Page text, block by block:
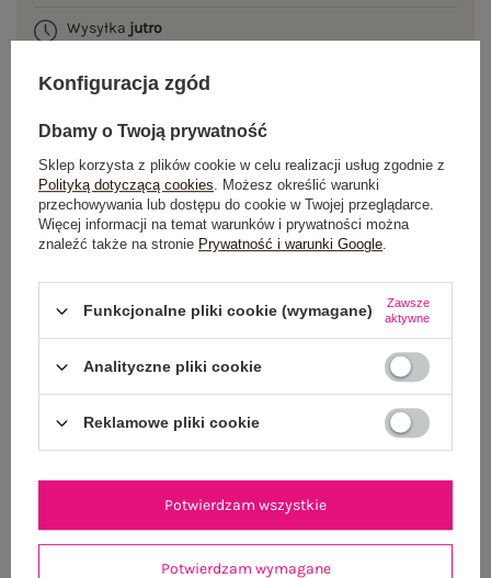
Wysyłka jutro
100 dni na zwrot
OPIS PRODUKTU
GŁÓWNE PARAMETRY
ZWROTY I REKLAMACJE
Konfiguracja zgód
Dbamy o Twoją prywatność
Sklep korzysta z plików cookie w celu realizacji usług zgodnie z
Polityką dotyczącą cookies. Możesz określić warunki
przechowywania lub dostępu do cookie w Twojej przeglądarce.
Więcej informacji na temat warunków i prywatności można
znaleźć także na stronie Prywatność i warunki Google.
Funkcjonalne pliki cookie (wymagane)
Zawsze
aktywne
Analityczne pliki cookie
Reklamowe pliki cookie
Potwierdzam wymagane
Potwierdzam wszystkie